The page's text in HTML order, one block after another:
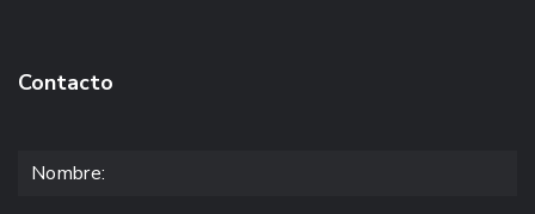
Contacto